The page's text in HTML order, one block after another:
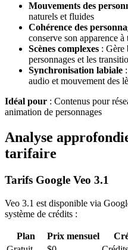
Mouvements des
naturels et fluides
Cohérence des
conserve son apparence
Scènes complexes : Gère
personnages et les
Synchronisation labiale
audio et mouvement des
Idéal pour : Contenus pour
animation de personnages
Analyse
tarifaire
Tarifs Google Veo 3.1
Veo 3.1 est disponible via
système de crédits :
Plan Prix mensuel